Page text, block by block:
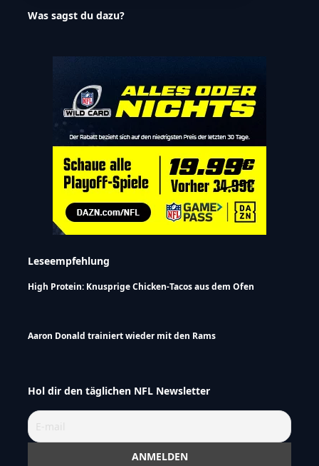
Was sagst du dazu?
Leseempfehlung
High Protein: Knusprige Chicken-Tacos aus dem Ofen
Aaron Donald trainiert wieder mit den Rams
Hol dir den täglichen NFL Newsletter